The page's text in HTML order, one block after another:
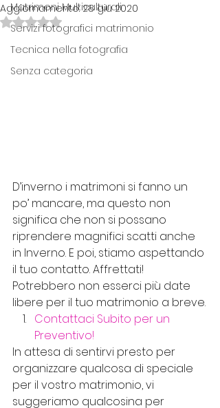
Matrimoni Multiculturali
Servizi fotografici matrimonio
Tecnica nella fotografia
Senza categoria
Aggiornamento:28 giu 2020
Valutazione NaN stelle su 5.
D’inverno i matrimoni si fanno un
po’ mancare, ma questo non
significa che non si possano
riprendere magnifici scatti anche
in Inverno. E poi, stiamo aspettando
il tuo contatto. Affrettati!
Potrebbero non esserci più date
libere per il tuo matrimonio a breve.
Contattaci Subito per un
Preventivo!
In attesa di sentirvi presto per
organizzare qualcosa di speciale
per il vostro matrimonio, vi
suggeriamo qualcosina per